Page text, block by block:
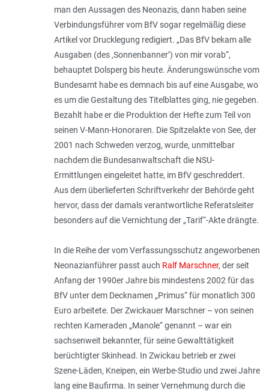
man den Aussagen des Neonazis, dann haben seine
Verbindungsführer vom BfV sogar regelmäßig diese
Artikel vor Drucklegung redigiert. „Das BfV bekam alle
Ausgaben (des ‚Sonnenbanner’) von mir vorab“,
behauptet Dolsperg bis heute. Änderungswünsche vom
Bundesamt habe es demnach bis auf eine Ausgabe, wo
es um die Gestaltung des Titelblattes ging, nie gegeben.
Bezahlt habe er die Produktion der Hefte zum Teil von
seinen V-Mann-Honoraren. Die Spitzelakte von See, der
2001 nach Schweden verzog, wurde, unmittelbar
nachdem die Bundesanwaltschaft die NSU-
Ermittlungen eingeleitet hatte, im BfV geschreddert.
Aus dem überlieferten Schriftverkehr der Behörde geht
hervor, dass der damals verantwortliche Referatsleiter
besonders auf die Vernichtung der „Tarif“-Akte drängte.
In die Reihe der vom Verfassungsschutz angeworbenen
Neonazianführer passt auch Ralf Marschner, der seit
Anfang der 1990er Jahre bis mindestens 2002 für das
BfV unter dem Decknamen „Primus“ für monatlich 300
Euro arbeitete. Der Zwickauer Marschner – von seinen
rechten Kameraden „Manole“ genannt – war ein
sachsenweit bekannter, für seine Gewalttätigkeit
berüchtigter Skinhead. In Zwickau betrieb er zwei
Szene-Läden, Kneipen, ein Werbe-­Studio und zwei Jahre
lang eine Baufirma. In seiner Vernehmung durch die